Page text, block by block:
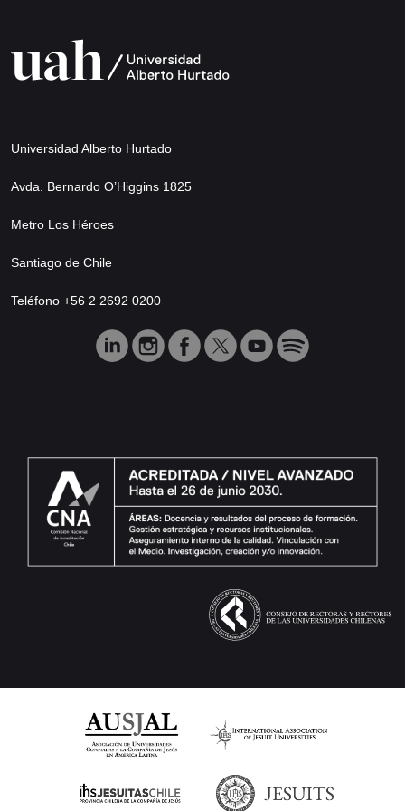
Universidad Alberto Hurtado
Avda. Bernardo O’Higgins 1825
Metro Los Héroes
Santiago de Chile
Teléfono +56 2 2692 0200